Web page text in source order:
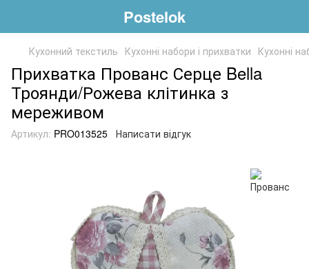
Postelok
Кухонний текстиль Кухонні набори і прихватки Кухонні
Прихватка Прованс Серце Bella
Троянди/Рожева клітинка з
мереживом
Артикул: PRO013525 Написати відгук